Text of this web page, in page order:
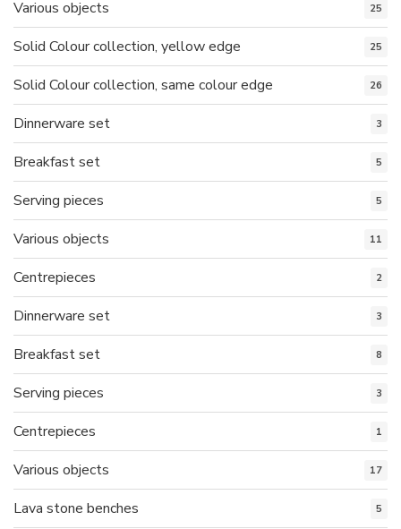
Various objects 25
Solid Colour collection, yellow edge 25
Solid Colour collection, same colour edge 26
Dinnerware set 3
Breakfast set 5
Serving pieces 5
Various objects 11
Centrepieces 2
Dinnerware set 3
Breakfast set 8
Serving pieces 3
Centrepieces 1
Various objects 17
Lava stone benches 5